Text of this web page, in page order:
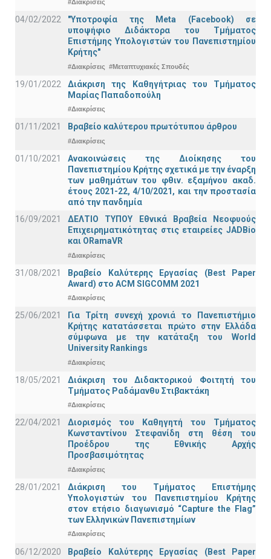
#Διακρίσεις
04/02/2022
"Υποτροφία της Meta (Facebook) σε
υποψήφιο Διδάκτορα του Τμήματος
Επιστήμης Υπολογιστών του Πανεπιστημίου
Κρήτης"
#Διακρίσεις #Μεταπτυχιακές Σπουδές
19/01/2022
Διάκριση της Καθηγήτριας του Τμήματος
Μαρίας Παπαδοπούλη
#Διακρίσεις
01/11/2021 Bραβείο καλύτερου πρωτότυπου άρθρου
#Διακρίσεις
01/10/2021
Ανακοινώσεις της Διοίκησης του
Πανεπιστημίου Κρήτης σχετικά με την έναρξη
των μαθημάτων του φθιν. εξαμήνου ακαδ.
έτους 2021-22, 4/10/2021, και την προστασία
από την πανδημία
16/09/2021
ΔΕΛΤΙΟ ΤΥΠΟΥ Εθνικά Βραβεία Νεοφυούς
Επιχειρηματικότητας στις εταιρείες JADBio
και ORamaVR
#Διακρίσεις
31/08/2021
Βραβείο Καλύτερης Εργασίας (Best Paper
Award) στο ACM SIGCOMM 2021
#Διακρίσεις
25/06/2021
Για Τρίτη συνεχή χρονιά το Πανεπιστήμιο
Κρήτης κατατάσσεται πρώτο στην Ελλάδα
σύμφωνα με την κατάταξη του World
University Rankings
#Διακρίσεις
18/05/2021
Διάκριση του Διδακτορικού Φοιτητή του
Τμήματος Ραδάμανθυ Στιβακτάκη
#Διακρίσεις
22/04/2021
Διορισμός του Καθηγητή του Τμήματος
Κωνσταντίνου Στεφανίδη στη θέση του
Προέδρου της Εθνικής Αρχής
Προσβασιμότητας
#Διακρίσεις
28/01/2021
Διάκριση του Τμήματος Επιστήμης
Υπολογιστών του Πανεπιστημίου Κρήτης
στον ετήσιο διαγωνισμό “Capture the Flag”
των Ελληνικών Πανεπιστημίων
#Διακρίσεις
06/12/2020
Βραβείο Καλύτερης Εργασίας (Best Paper